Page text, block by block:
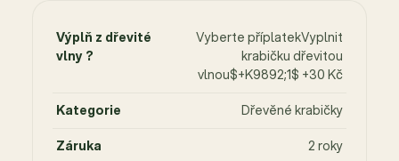
Výplň z dřevité
vlny ?
Vyberte příplatekVyplnit
krabičku dřevitou
vlnou$+K9892;1$ +30 Kč
Kategorie
Dřevěné krabičky
Záruka
2 roky